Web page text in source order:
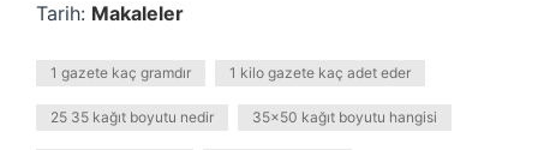
Tarih: Makaleler
1 gazete kaç gramdır 1 kilo gazete kaç adet eder
25 35 kağıt boyutu nedir 35x50 kağıt boyutu hangisi